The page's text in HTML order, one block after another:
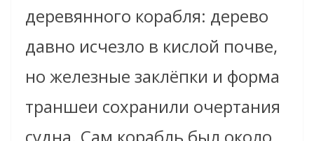
деревянного корабля: дерево
давно исчезло в кислой почве,
но железные заклёпки и форма
траншеи сохранили очертания